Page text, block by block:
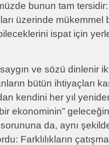
bunun tam
üzerinde mükemmel
ispat için
ve sözü dinlenir
bütün ihtiyaçları
kendini her yıl
ekonominin”
da, aynı
Farklılıkların